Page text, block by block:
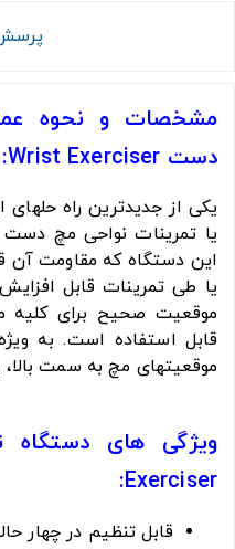
مشخصات و نحوه
دست Wrist Exerciser:
یکی از جدیدترین راه حلهای
این دستگاه که مقاومت آن
یا طی تمرینات قابل
موقعیت صحیح برای کلیه
قابل استفاده است. به
موقعیتهای مچ به سمت
Exerciser:
قابل تنظیم در چهار